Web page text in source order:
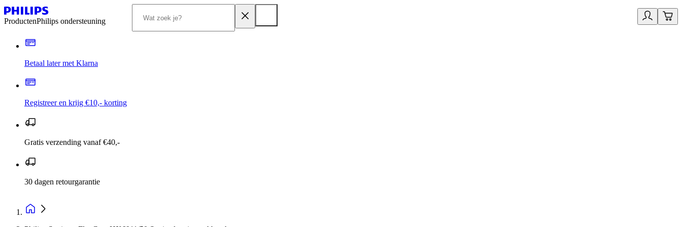
ProductenPhilips ondersteuning
Betaal later met Klarna
Registreer en krijg €10,- korting
Gratis verzending vanaf €40,-
30 dagen retourgarantie